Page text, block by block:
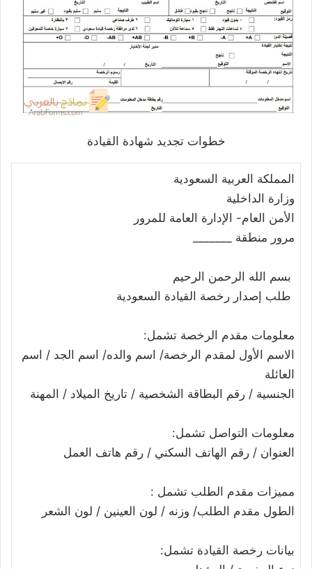
خطوات تجديد شهادة القيادة
المملكة العربية السعودية
وزارة الداخلية
الأمن العام- الإدارة العامة للمرور
مرور منطقة _______
بسم الله الرحمن الرحيم
طلب إصدار رخصة القيادة السعودية
معلومات مقدم الرخصة تشمل:
الاسم الأول لمقدم الرخصة/ اسم والده/ اسم الجد / اسم
العائلة
الجنسية / رقم البطاقة الشخصية / تاريخ الميلاد / المهنة
معلومات التواصل تشمل:
العنوان / رقم الهاتف السكني / رقم هاتف العمل
مميزات مقدم الطلب تشمل :
الطول مقدم الطلب/ وزنه / لون العينين / لون الشعر
بيانات رخصة القيادة تشمل: